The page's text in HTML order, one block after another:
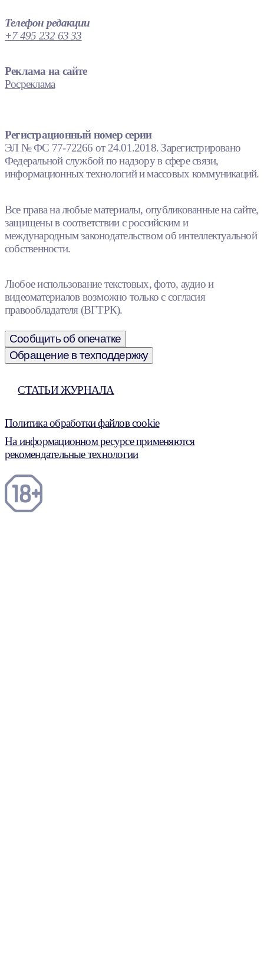
Телефон редакции
+7 495 232 63 33
Реклама на сайте
Росреклама
Регистрационный номер серии
ЭЛ № ФС 77-72266 от 24.01.2018. Зарегистрировано
Федеральной службой по надзору в сфере связи,
информационных технологий и массовых коммуникаций.
Все права на любые материалы, опубликованные на сайте,
защищены в соответствии с российским и
международным законодательством об интеллектуальной
собственности.
Любое использование текстовых, фото, аудио и
видеоматериалов возможно только с согласия
правообладателя (ВГТРК).
Сообщить об опечатке
Обращение в техподдержку
СТАТЬИ ЖУРНАЛА
Политика обработки файлов cookie
На информационном ресурсе применяются
рекомендательные технологии